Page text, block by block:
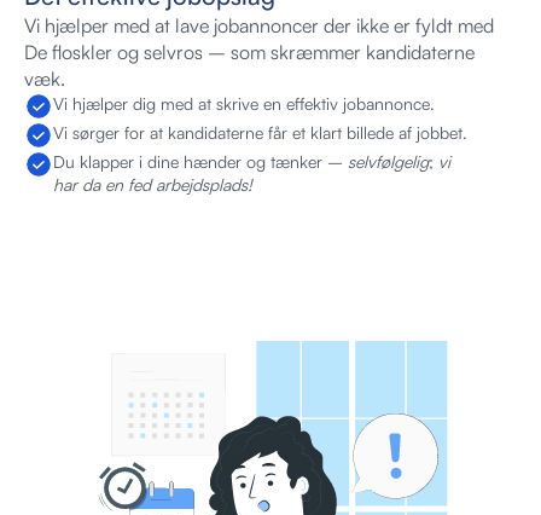
Vi hjælper med at lave jobannoncer der ikke er fyldt med
De floskler og selvros – som skræmmer kandidaterne
væk.
Vi hjælper dig med at skrive en effektiv jobannonce.
Vi sørger for at kandidaterne får et klart billede af jobbet.
Du klapper i dine hænder og tænker – selvfølgelig; vi
har da en fed arbejdsplads!